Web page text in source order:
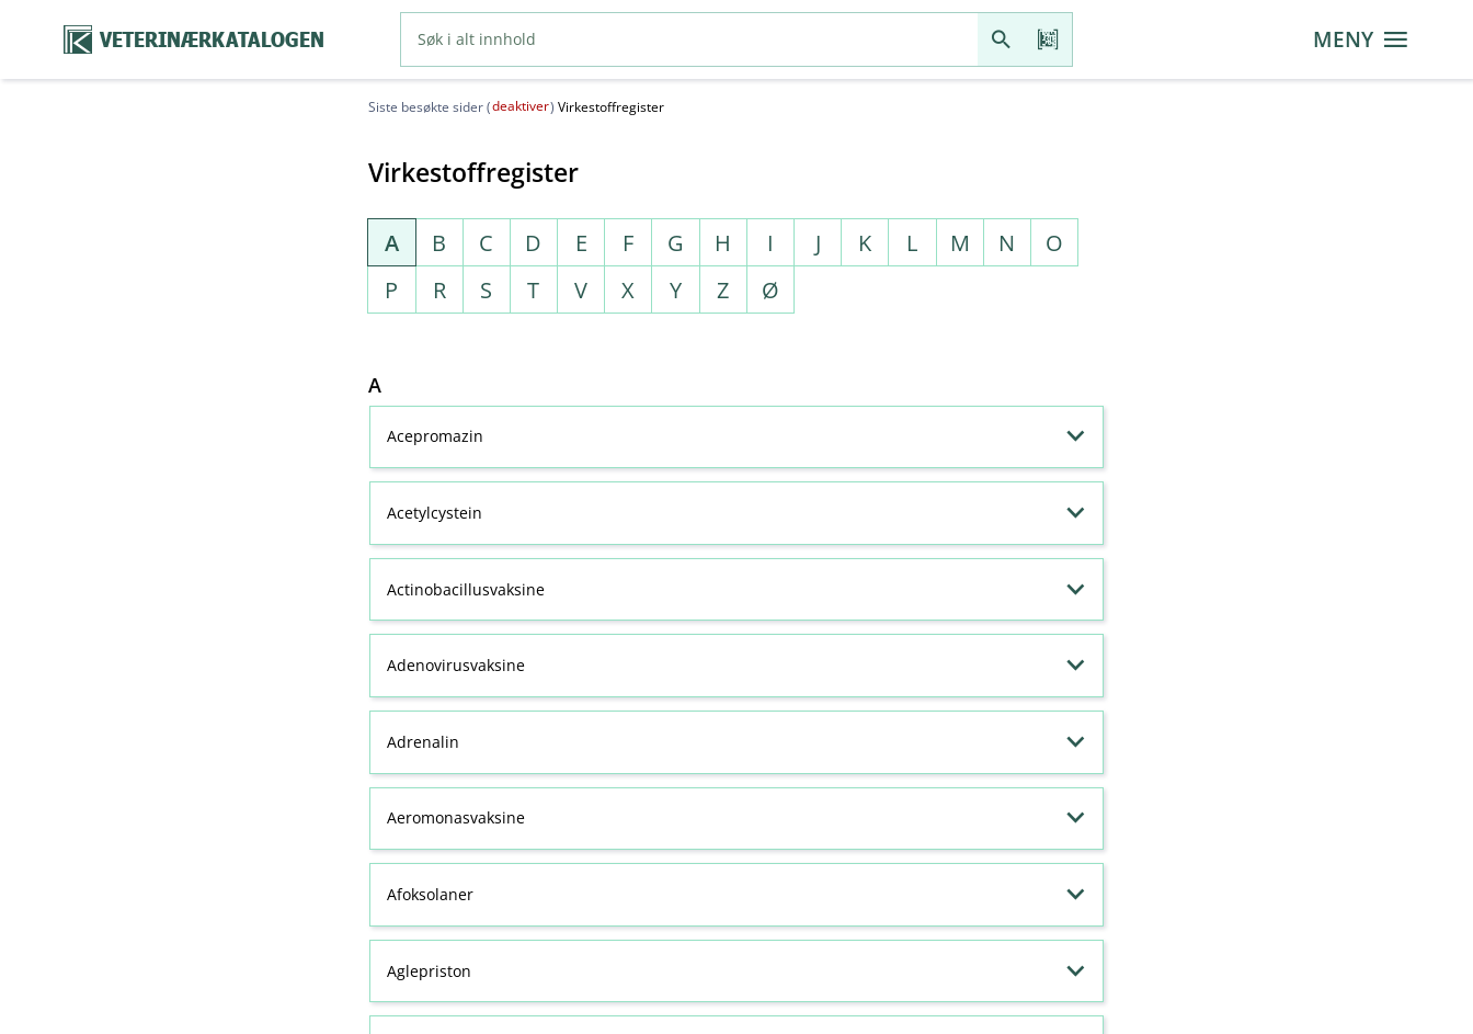
VETERINÆRKATALOGEN MENY
Siste besøkte sider (deaktiver) Virkestoffregister
Virkestoffregister
A B C D E F G H I J K L M N
O
P
R S T V X Y Z Ø
A
Acepromazin
Acetylcystein
Actinobacillusvaksine
Adenovirusvaksine
Adrenalin
Aeromonasvaksine
Afoksolaner
Aglepriston